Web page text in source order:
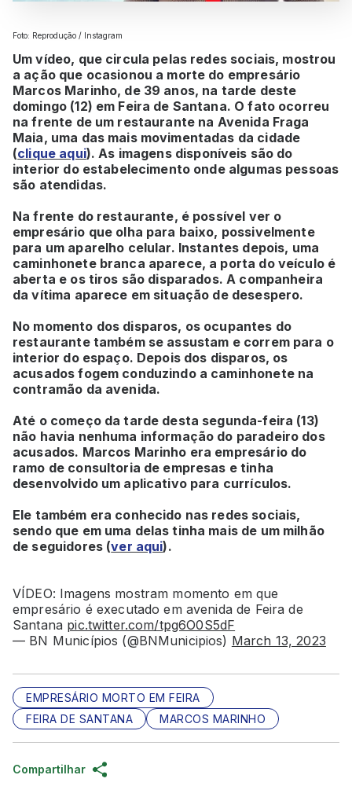
Foto: Reprodução / Instagram
Um vídeo, que circula pelas redes sociais, mostrou
a ação que ocasionou a morte do empresário
Marcos Marinho, de 39 anos, na tarde deste
domingo (12) em Feira de Santana. O fato ocorreu
na frente de um restaurante na Avenida Fraga
Maia, uma das mais movimentadas da cidade
(clique aqui). As imagens disponíveis são do
interior do estabelecimento onde algumas pessoas
são atendidas.
Na frente do restaurante, é possível ver o
empresário que olha para baixo, possivelmente
para um aparelho celular. Instantes depois, uma
caminhonete branca aparece, a porta do veículo é
aberta e os tiros são disparados. A companheira
da vítima aparece em situação de desespero.
No momento dos disparos, os ocupantes do
restaurante também se assustam e correm para o
interior do espaço. Depois dos disparos, os
acusados fogem conduzindo a caminhonete na
contramão da avenida.
Até o começo da tarde desta segunda-feira (13)
não havia nenhuma informação do paradeiro dos
acusados. Marcos Marinho era empresário do
ramo de consultoria de empresas e tinha
desenvolvido um aplicativo para currículos.
Ele também era conhecido nas redes sociais,
sendo que em uma delas tinha mais de um milhão
de seguidores (ver aqui).
VÍDEO: Imagens mostram momento em que
empresário é executado em avenida de Feira de
Santana pic.twitter.com/tpg6O0S5dF
— BN Municípios (@BNMunicipios) March 13, 2023
EMPRESÁRIO MORTO EM FEIRA
FEIRA DE SANTANA
MARCOS MARINHO
Compartilhar